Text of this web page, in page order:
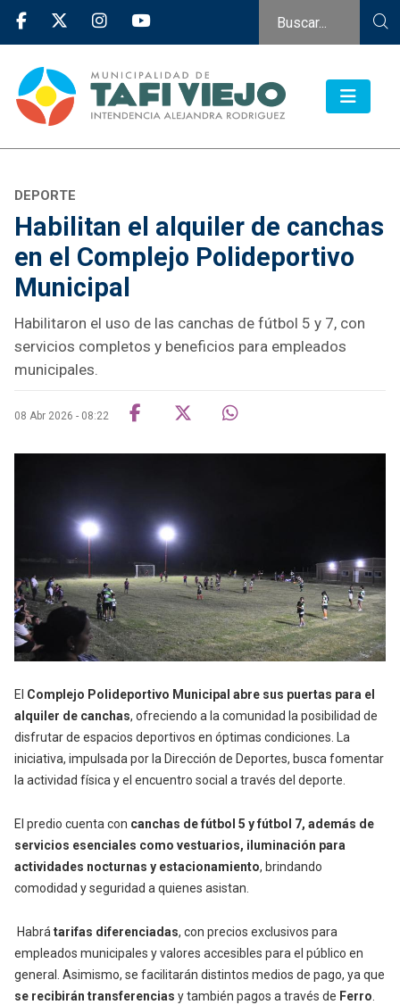
DEPORTE
Habilitan el alquiler de canchas
en el Complejo Polideportivo
Municipal
Habilitaron el uso de las canchas de fútbol 5 y 7, con
servicios completos y beneficios para empleados
municipales.
08 Abr 2026 - 08:22
El Complejo Polideportivo Municipal abre sus puertas para el
alquiler de canchas, ofreciendo a la comunidad la posibilidad de
disfrutar de espacios deportivos en óptimas condiciones. La
iniciativa, impulsada por la Dirección de Deportes, busca fomentar
la actividad física y el encuentro social a través del deporte.
El predio cuenta con canchas de fútbol 5 y fútbol 7, además de
servicios esenciales como vestuarios, iluminación para
actividades nocturnas y estacionamiento, brindando
comodidad y seguridad a quienes asistan.
Habrátarifas diferenciadas, con precios exclusivos para
empleados municipales y valores accesibles para el público en
general. Asimismo, se facilitarán distintos medios de pago, ya que
se recibirán transferencias y también pagos a través de Ferro.